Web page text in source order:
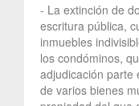
- La extinción de
escritura pública,
inmuebles
los condóminos,
adjudicación parte
de varios bienes